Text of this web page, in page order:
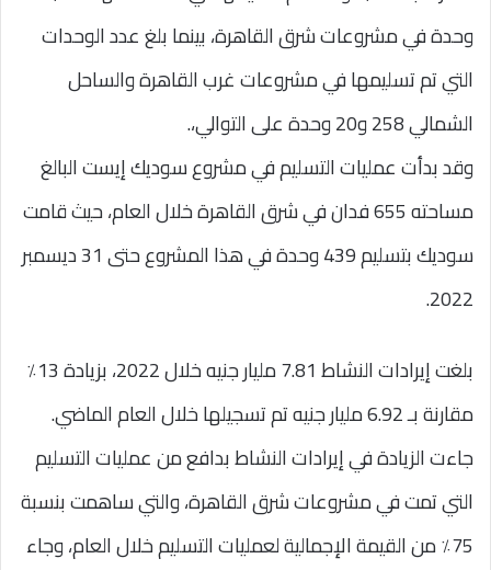
وحدة في مشروعات شرق القاهرة، بينما بلغ عدد الوحدات
التي تم تسليمها في مشروعات غرب القاهرة والساحل
الشمالي 258 و20 وحدة على التوالي،.
وقد بدأت عمليات التسليم في مشروع سوديك إيست البالغ
مساحته 655 فدان في شرق القاهرة خلال العام، حيث قامت
سوديك بتسليم 439 وحدة في هذا المشروع حتى 31 ديسمبر
2022.
بلغت إيرادات النشاط 7.81 مليار جنيه خلال 2022، بزيادة 13٪
مقارنة بـ 6.92 مليار جنيه تم تسجيلها خلال العام الماضي.
جاءت الزيادة في إيرادات النشاط بدافع من عمليات التسليم
التي تمت في مشروعات شرق القاهرة، والتي ساهمت بنسبة
75٪ من القيمة الإجمالية لعمليات التسليم خلال العام، وجاء